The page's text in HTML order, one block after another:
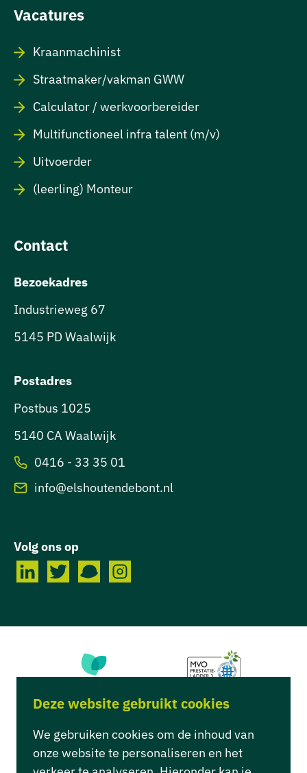
Vacatures
Kraanmachinist
Straatmaker/vakman GWW
Calculator / werkvoorbereider
Multifunctioneel infra talent (m/v)
Uitvoerder
(leerling) Monteur
Contact
Bezoekadres
Industrieweg 67
5145 PD Waalwijk
Postadres
Postbus 1025
5140 CA Waalwijk
0416 - 33 35 01
info@elshoutendebont.nl
Volg ons op
Deze website gebruikt cookies
We gebruiken cookies om de inhoud van
onze website te personaliseren en het